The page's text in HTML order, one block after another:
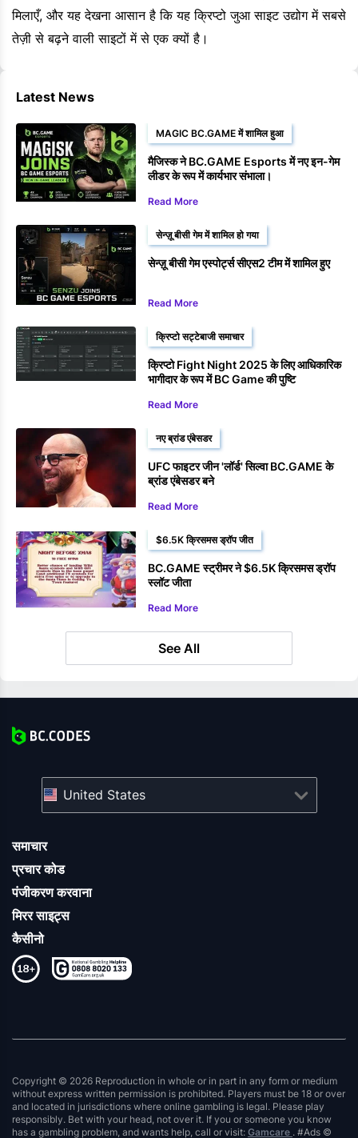
मिलाएँ, और यह देखना आसान है कि यह क्रिप्टो जुआ साइट उद्योग में सबसे
तेज़ी से बढ़ने वाली साइटों में से एक क्यों है।
Latest News
MAGIC BC.GAME में शामिल हुआ
मैजिस्क ने BC.GAME Esports में नए इन-गेम
लीडर के रूप में कार्यभार संभाला।
Read More
सेन्ज़ू बीसी गेम में शामिल हो गया
सेन्ज़ू बीसी गेम एस्पोर्ट्स सीएस2 टीम में शामिल हुए
Read More
क्रिप्टो सट्टेबाजी समाचार
क्रिप्टो Fight Night 2025 के लिए आधिकारिक
भागीदार के रूप में BC Game की पुष्टि
Read More
नए ब्रांड एंबेसडर
UFC फाइटर जीन 'लॉर्ड' सिल्वा BC.GAME के
ब्रांड एंबेसडर बने
Read More
$6.5K क्रिसमस ड्रॉप जीत
BC.GAME स्ट्रीमर ने $6.5K क्रिसमस ड्रॉप
स्लॉट जीता
Read More
See All
समाचार
प्रचार कोड
पंजीकरण करवाना
मिरर साइट्स
कैसीनो
United States
Copyright © 2026 Reproduction in whole or in part in any form or medium
without express written permission is prohibited. Players must be 18 or over
and located in jurisdictions where online gambling is legal. Please play
responsibly. Bet with your head, not over it. If you or someone you know
has a gambling problem, and wants help, call or visit: Gamcare . #Ads ©